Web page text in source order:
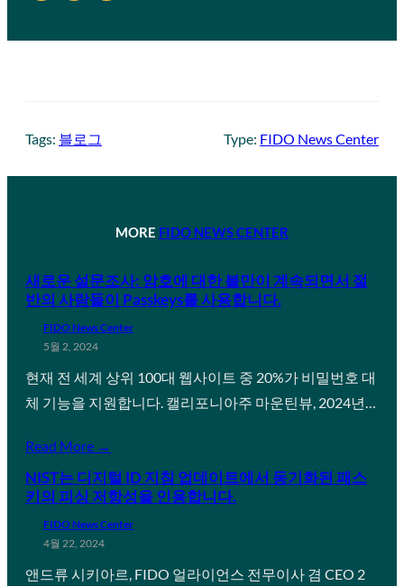
Tags: 블로그 Type: FIDO News Center
MORE FIDO NEWS CENTER
새로운 설문조사: 암호에 대한 불만이 계속되면서 절
반의 사람들이 Passkeys를 사용합니다.
FIDO News Center
5월 2, 2024
현재 전 세계 상위 100대 웹사이트 중 20%가 비밀번호 대
체 기능을 지원합니다. 캘리포니아주 마운틴뷰, 2024년…
Read More →
NIST는 디지털 ID 지침 업데이트에서 동기화된 패스
키의 피싱 저항성을 인용합니다.
FIDO News Center
4월 22, 2024
앤드류 시키아르, FIDO 얼라이언스 전무이사 겸 CEO 2